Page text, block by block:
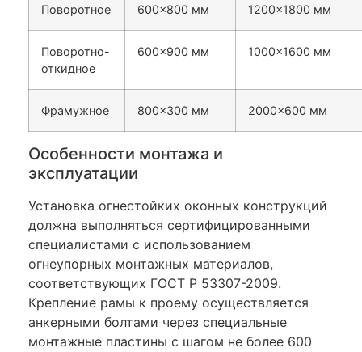
Поворотное 600×800 мм 1200×1800 мм
Поворотно-
откидное
600×900 мм 1000×1600 мм
Фрамужное 800×300 мм 2000×600 мм
Особенности монтажа и
эксплуатации
Установка огнестойких оконных конструкций
должна выполняться сертифицированными
специалистами с использованием
огнеупорных монтажных материалов,
соответствующих ГОСТ Р 53307-2009.
Крепление рамы к проему осуществляется
анкерными болтами через специальные
монтажные пластины с шагом не более 600